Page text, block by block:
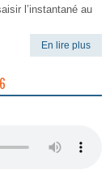
l’instantané au
En lire plus